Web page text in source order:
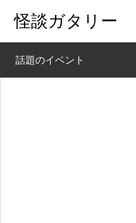
怪談ガタリー
話題のイベント